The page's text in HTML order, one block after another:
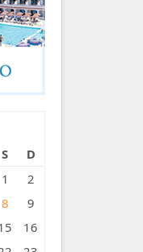
S
D
1
2
8
9
16